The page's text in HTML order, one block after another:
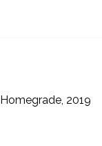
Homegrade, 2019